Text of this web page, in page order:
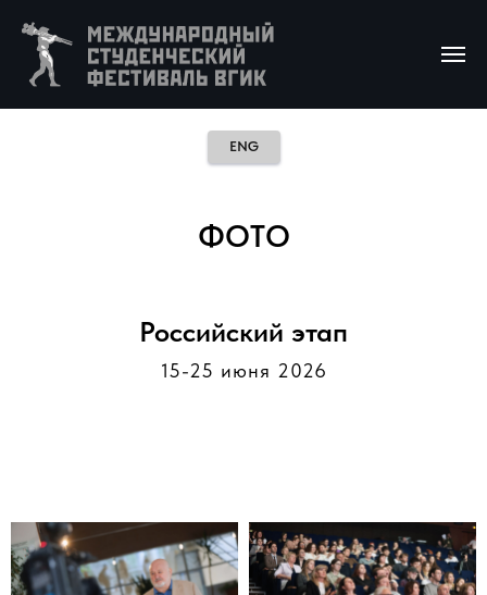
ENG
ФОТО
Российский этап
15-25 июня 2026